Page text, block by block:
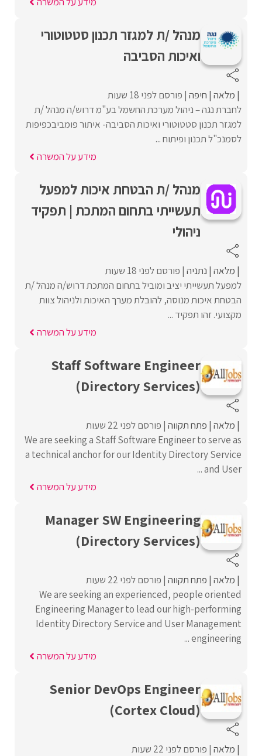
מנהל /ת למגזר תכנון סטטוטורי
ואיכות הסביבה
מלאה חיפה פורסם לפני 18 שעות
לחברת נגה – ניהול מערכת החשמל בע"מ דרוש/ה מנהל /ת
למגזר תכנון סטטוטורי ואיכות הסביבה- איתור פומביבכפיפות
לסמנכ"ל תכנון ופיתוח ...
מידע על המשרה
מנהל /ת הבטחת איכות למפעל
תעשייתי בתחום המתכת | תפקיד
ניהולי
מלאה נתניה פורסם לפני 18 שעות
למפעל תעשייתי יציב ומוביל בתחום המתכת דרוש/ה מנהל /ת
הבטחת איכות מנוסה, להובלת מערך האיכות ולניהול צוות
מקצועי. זהו תפקיד ...
מידע על המשרה
Staff Software Engineer
(Directory Services)
מלאה פתח תקווה פורסם לפני 22 שעות
We are seeking a Staff Software Engineer to serve as
a technical anchor for our Identity Directory Service
and User ...
מידע על המשרה
Manager SW Engineering
(Directory Services)
מלאה פתח תקווה פורסם לפני 22 שעות
We are seeking an experienced, people oriented
Engineering Manager to lead our high-performing
Identity Directory Service and User Management
engineering ...
מידע על המשרה
Senior DevOps Engineer
(Cortex Cloud)
מלאה פורסם לפני 22 שעות